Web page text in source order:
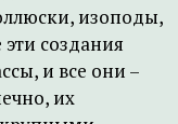
изоподы,
создания
и все они –
их